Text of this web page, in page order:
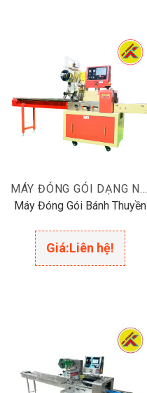
MÁY ĐÓNG GÓI DẠNG NẰM
Máy Đóng Gói Bánh Thuyền
Giá:Liên hệ!